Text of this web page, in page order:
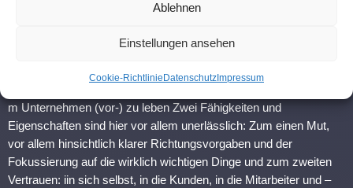
Ablehnen
Einstellungen ansehen
Cookie-RichtlinieDatenschutzImpressum
Erfolg aber noch lange nicht gesichert. Denn in den meisten
Unternehmen ist die Skepsis vor Veränderungen und neuen
Technologien gerade bei den Mitarbeitern hoch. Daher geht es vor
m Unternehmen (vor-) zu leben Zwei Fähigkeiten und
Eigenschaften sind hier vor allem unerlässlich: Zum einen Mut,
vor allem hinsichtlich klarer Richtungsvorgaben und der
Fokussierung auf die wirklich wichtigen Dinge und zum zweiten
Vertrauen: iin sich selbst, in die Kunden, in die Mitarbeiter und –